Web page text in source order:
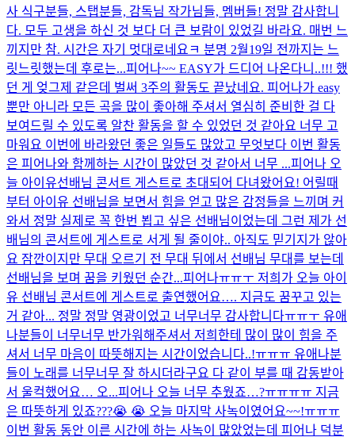
사 식구분들, 스탭분들, 감독님 작가님들, 멤버들! 정말 감사합니
다. 모두 고생을 하신 것 보다 더 큰 보람이 있었길 바라요. 매번 느
끼지만 참. 시간은 자기 멋대로네요ㅋ 분명 2월19일 전까지는 느
릿느릿했는데 후로는...피어나~~ EASY가 드디어 나온다니..!!! 했
던 게 엊그제 같은데 벌써 3주의 활동도 끝났네요. 피어나가 easy
뿐만 아니라 모든 곡을 많이 좋아해 주셔서 열심히 준비한 걸 다
보여드릴 수 있도록 알찬 활동을 할 수 있었던 것 같아요 너무 고
마워요 이번에 바라왔던 좋은 일들도 많았고 무엇보다 이번 활동
은 피어나와 함께하는 시간이 많았던 것 같아서 너무 ...피어나 오
늘 아이유선배님 콘서트 게스트로 초대되어 다녀왔어요! 어릴때
부터 아이유 선배님을 보면서 힘을 얻고 많은 감정들을 느끼며 커
와서 정말 실제로 꼭 한번 뵙고 싶은 선배님이었는데 그런 제가 선
배님의 콘서트에 게스트로 서게 될 줄이야.. 아직도 믿기지가 않아
요 잠깐이지만 무대 오르기 전 무대 뒤에서 선배님 무대를 보는데
선배님을 보며 꿈을 키웠던 순간...피어나ㅠㅠㅜ 저희가 오늘 아이
유 선배님 콘서트에 게스트로 출연했어요…. 지금도 꿈꾸고 있는
거 같아... 정말 정말 영광이었고 너무너무 감사합니다ㅠㅠㅜ 유애
나분들이 너무너무 반가워해주셔서 저희한테 많이 많이 힘을 주
셔서 너무 마음이 따뜻해지는 시간이었습니다..!ㅠㅠㅠ 유애나분
들이 노래를 너무너무 잘 하시더라구요 다 같이 부를 때 감동받아
서 울컥했어요… 오...피어나 오늘 너무 추웠죠…?ㅠㅠㅠㅠ 지금
은 따뜻하게 있죠???😭 😭 오늘 마지막 사녹이였어요~~!ㅠㅠㅠ
이번 활동 동안 이른 시간에 하는 사녹이 많았었는데 피어나 덕분